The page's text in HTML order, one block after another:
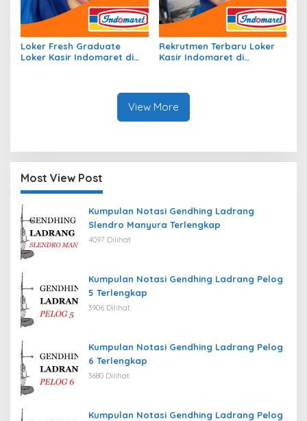
Loker Fresh Graduate
Loker Kasir Indomaret di
Rekrutmen Terbaru Loker
Kasir Indomaret di
View More
Most View Post
Kumpulan Notasi Gendhing Ladrang
Slendro Manyura Terlengkap
4097 Dilihat
Kumpulan Notasi Gendhing Ladrang Pelog
5 Terlengkap
3906 Dilihat
Kumpulan Notasi Gendhing Ladrang Pelog
6 Terlengkap
3680 Dilihat
Kumpulan Notasi Gendhing Ladrang Pelog